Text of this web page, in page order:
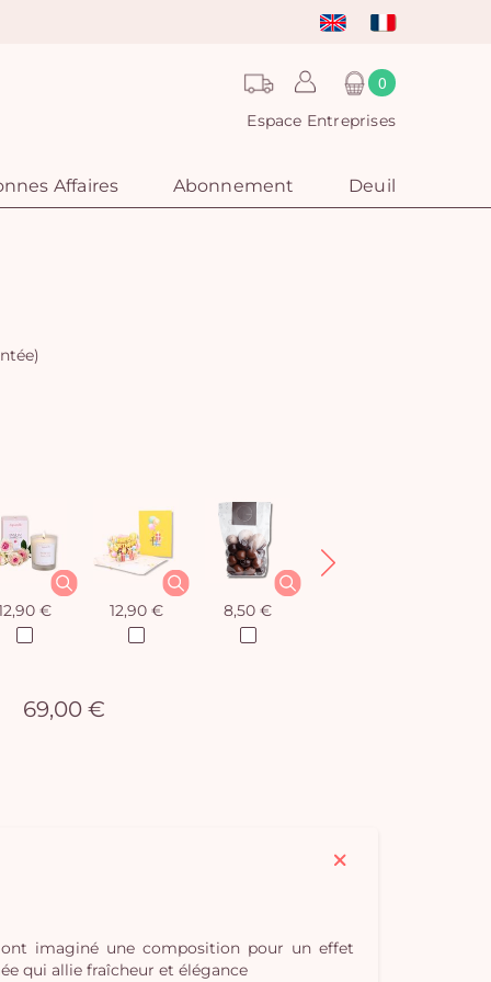
0
Espace Entreprises
Affaires Abonnement Deuil
69,00 €
€ 12,90 € 8,50 €
imaginé une composition pour un effet
qui allie fraîcheur et élégance